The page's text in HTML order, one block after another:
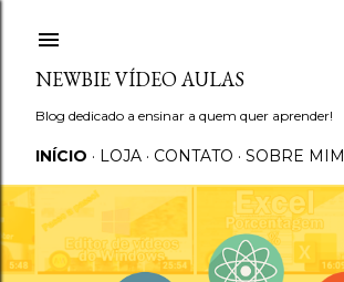
NEWBIE VÍDEO AULAS
Blog dedicado a ensinar a quem quer aprender!
INÍCIO LOJA CONTATO SOBRE MIM